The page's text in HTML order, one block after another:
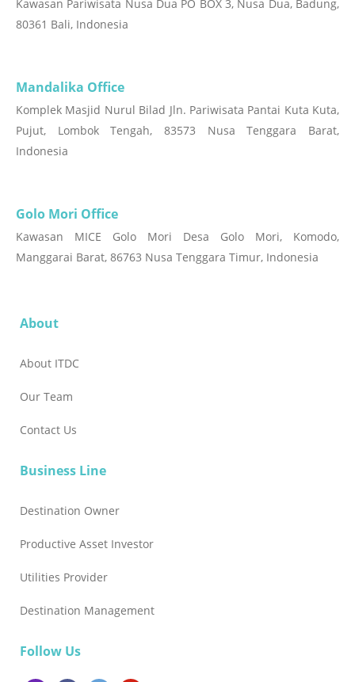
Kawasan Pariwisata Nusa Dua PO BOX 3, Nusa Dua, Badung,
80361 Bali, Indonesia
Mandalika Office
Komplek Masjid Nurul Bilad Jln. Pariwisata Pantai Kuta Kuta,
Pujut, Lombok Tengah, 83573 Nusa Tenggara Barat,
Indonesia
Golo Mori Office
Kawasan MICE Golo Mori Desa Golo Mori, Komodo,
Manggarai Barat, 86763 Nusa Tenggara Timur, Indonesia
About
About ITDC
Our Team
Contact Us
Business Line
Destination Owner
Productive Asset Investor
Utilities Provider
Destination Management
Follow Us